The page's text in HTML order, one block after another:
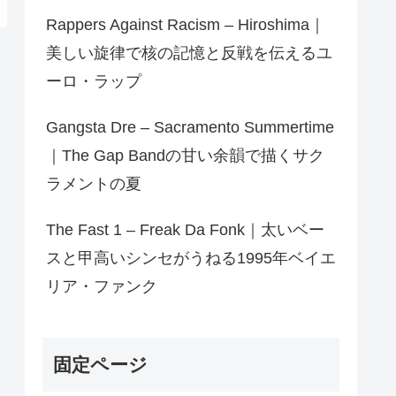
Rappers Against Racism – Hiroshima｜
美しい旋律で核の記憶と反戦を伝えるユ
ーロ・ラップ
Gangsta Dre – Sacramento Summertime
｜The Gap Bandの甘い余韻で描くサク
ラメントの夏
The Fast 1 – Freak Da Fonk｜太いベー
スと甲高いシンセがうねる1995年ベイエ
リア・ファンク
固定ページ